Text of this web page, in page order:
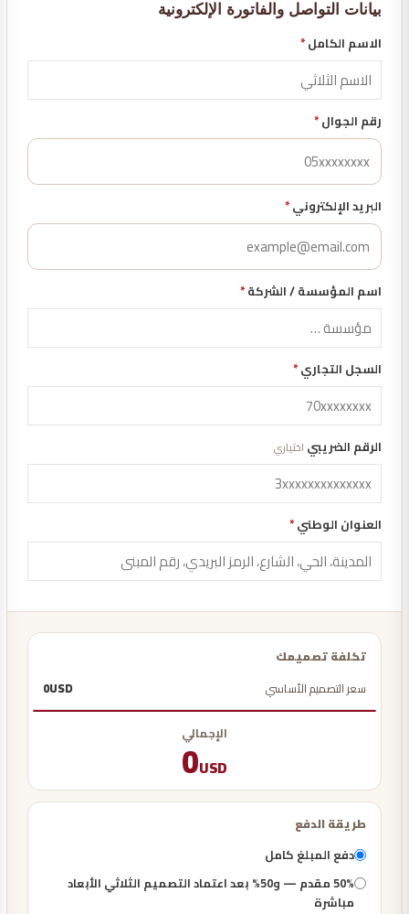
بيانات التواصل والفاتورة الإلكترونية
الاسم الكامل*
رقم الجوال*
البريد الإلكتروني*
اسم المؤسسة / الشركة*
السجل التجاري*
الرقم الضريبي اختياري
العنوان الوطني*
تكلفة تصميمك
سعر التصميم الأساسي
0USD
الإجمالي
0USD
طريقة الدفع
دفع المبلغ كامل
50% مقدم — و50% بعد اعتماد التصميم الثلاثي الأبعاد
مباشرة